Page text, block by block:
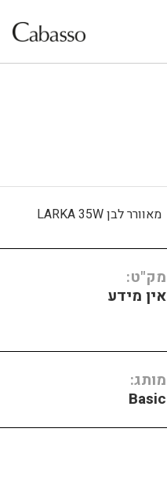
מאוורר לבן LARKA 35W
מק"ט:
אין מידע
מותג:
Basic